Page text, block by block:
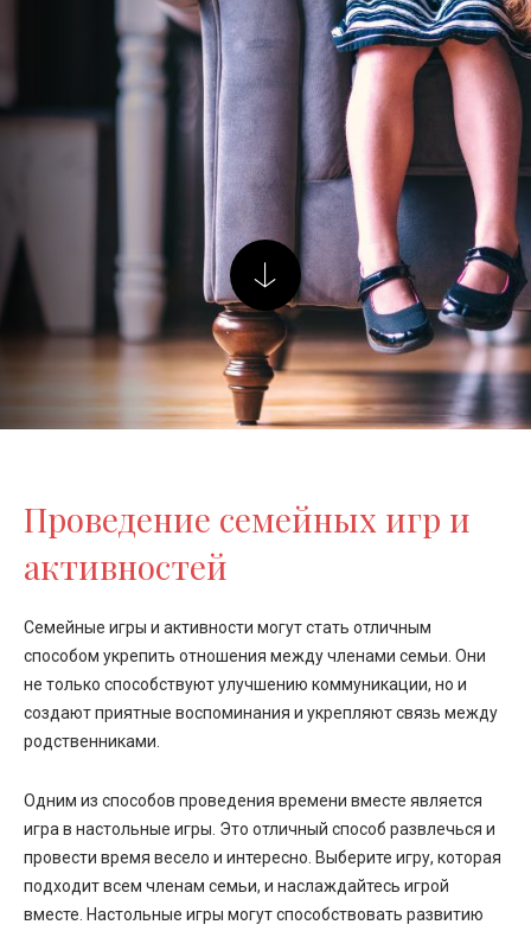
Проведение семейных игр и
активностей
Семейные игры и активности могут стать отличным
способом укрепить отношения между членами семьи. Они
не только способствуют улучшению коммуникации, но и
создают приятные воспоминания и укрепляют связь между
родственниками.
Одним из способов проведения времени вместе является
игра в настольные игры. Это отличный способ развлечься и
провести время весело и интересно. Выберите игру, которая
подходит всем членам семьи, и наслаждайтесь игрой
вместе. Настольные игры могут способствовать развитию